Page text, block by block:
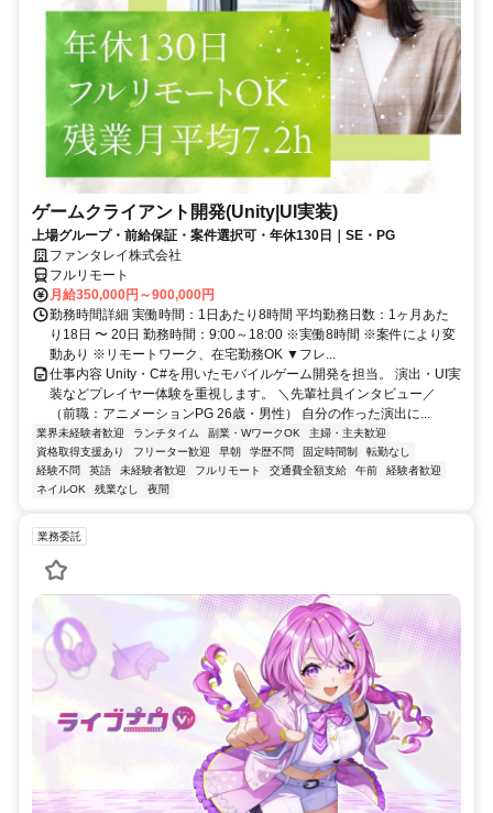
ゲームクライアント開発(Unity|UI実装)
上場グループ・前給保証・案件選択可・年休130日｜SE・PG
ファンタレイ株式会社
フルリモート
月給350,000円～900,000円
勤務時間詳細 実働時間：1日あたり8時間 平均勤務日数：1ヶ月あた
り18日 〜 20日 勤務時間：9:00～18:00 ※実働8時間 ※案件により変
動あり ※リモートワーク、在宅勤務OK ▼フレ...
仕事内容 Unity・C#を用いたモバイルゲーム開発を担当。 演出・UI実
装などプレイヤー体験を重視します。 ＼先輩社員インタビュー／
（前職：アニメーションPG 26歳・男性） 自分の作った演出に...
業界未経験者歓迎 ランチタイム 副業・WワークOK
主婦・主夫歓迎
資格取得支援あり
フリーター歓迎 早朝 学歴不問 固定時間制
転勤なし
経験不問
英語 未経験者歓迎 フルリモート 交通費全額支給 午前
経験者歓迎
ネイルOK
残業なし 夜間
業務委託